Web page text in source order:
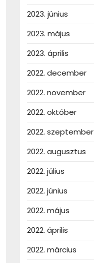
2023. június
2023. május
2023. április
2022. december
2022. november
2022. október
2022. szeptember
2022. augusztus
2022. július
2022. június
2022. május
2022. április
2022. március